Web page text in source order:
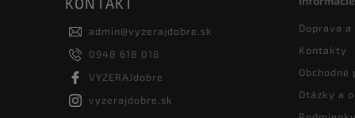
admin@vyzerajdobre.sk
0948 618 018
VYZERAJdobre
vyzerajdobre.sk
Doprava
Kontakty
Obchodné
Otázky a